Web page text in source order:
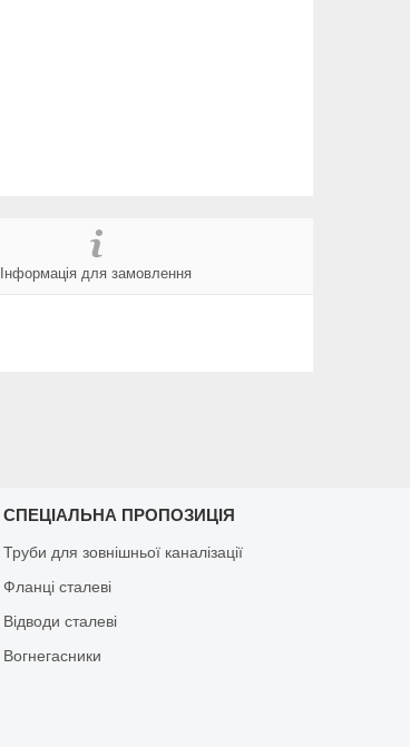
Інформація для замовлення
СПЕЦІАЛЬНА ПРОПОЗИЦІЯ
Труби для зовнішньої каналізації
Фланці сталеві
Відводи сталеві
Вогнегасники